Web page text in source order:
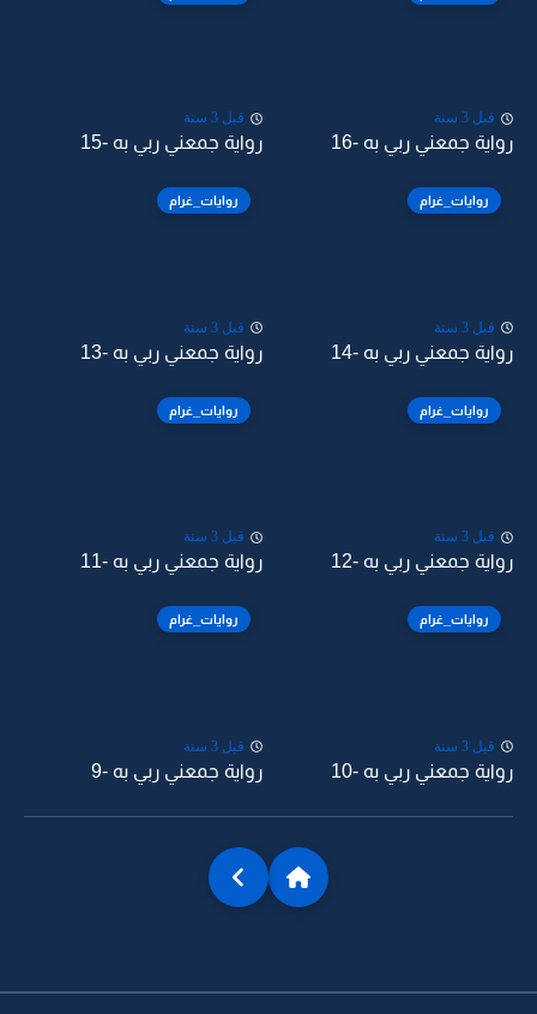
قبل 3 سنة
رواية جمعني ربي به -16
قبل 3 سنة
رواية جمعني ربي به -15
روايات_غرام
قبل 3 سنة
رواية جمعني ربي به -14
روايات_غرام
قبل 3 سنة
رواية جمعني ربي به -13
روايات_غرام
قبل 3 سنة
رواية جمعني ربي به -12
روايات_غرام
قبل 3 سنة
رواية جمعني ربي به -11
روايات_غرام
قبل 3 سنة
رواية جمعني ربي به -10
روايات_غرام
قبل 3 سنة
رواية جمعني ربي به -9